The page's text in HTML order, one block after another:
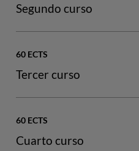
gastronómico
Fundamentos de
Segundo curso
60 ECTS
Tercer curso
60 ECTS
Cuarto curso